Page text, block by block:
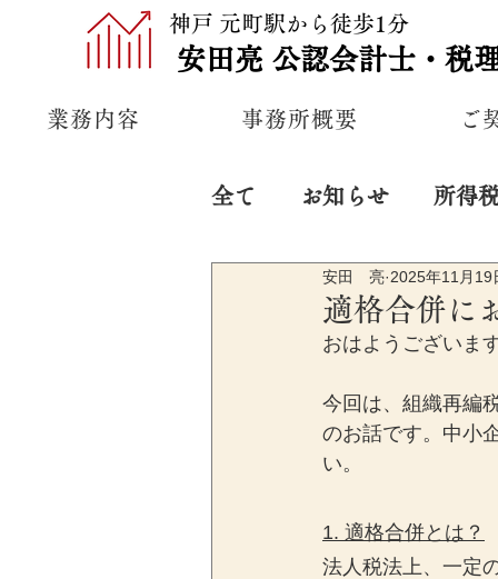
神戸 元町駅から徒歩1分
安田亮 公認会計士・税
業務内容 事務所概要 ご
全て お知らせ 所得
プライベート 経営
適格合併に
安田 亮 2025年11月19
おはようございま
今回は、組織再編
のお話です。中小
い。
1. 適格合併とは？
法人税法上、一定